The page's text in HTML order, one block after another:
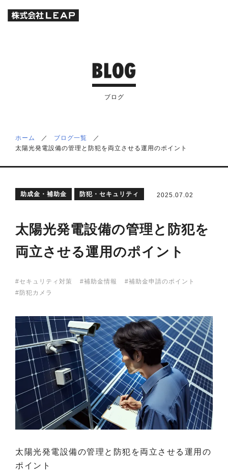
ブログ
ホーム ／ ブログ一覧
／
太陽光発電設備の管理と防犯を両立させる運用のポイント
助成金・補助金 防犯・セキュリティ 2025.07.02
太陽光発電設備の管理と防犯を
両立させる運用のポイント
セキュリティ対策 補助金情報
補助金申請のポイント
防犯カメラ
太陽光発電設備の管理と防犯を両立させる運用の
ポイント